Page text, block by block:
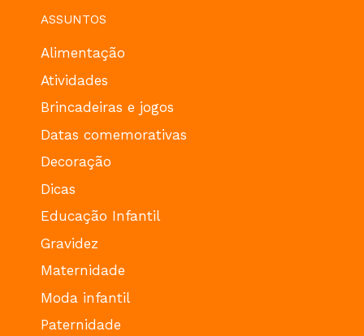
ASSUNTOS
Alimentação
Atividades
Brincadeiras e jogos
Datas comemorativas
Decoração
Dicas
Educação Infantil
Gravidez
Maternidade
Moda infantil
Paternidade